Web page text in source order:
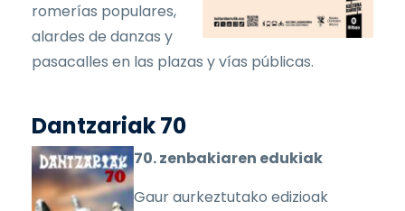
romerías populares,
alardes de danzas y
pasacalles en las plazas y vías públicas.
Dantzariak 70
70. zenbakiaren edukiak
Gaur aurkeztutako edizioak